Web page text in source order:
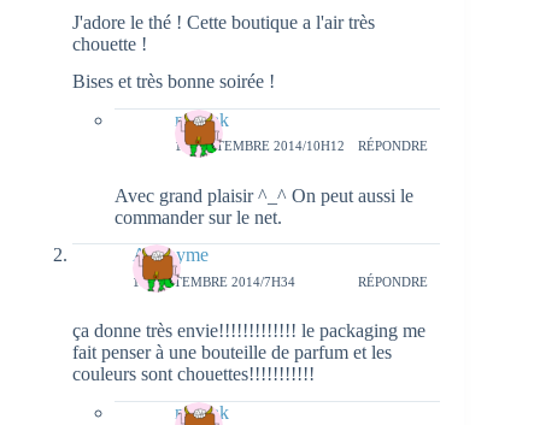
J'adore le thé ! Cette boutique a l'air très
chouette !
Bises et très bonne soirée !
natieak
13 SEPTEMBRE 2014/10H12 RÉPONDRE
Avec grand plaisir ^_^ On peut aussi le
commander sur le net.
Anonyme
14 SEPTEMBRE 2014/7H34 RÉPONDRE
ça donne très envie!!!!!!!!!!!!! le packaging me
fait penser à une bouteille de parfum et les
couleurs sont chouettes!!!!!!!!!!!
natieak